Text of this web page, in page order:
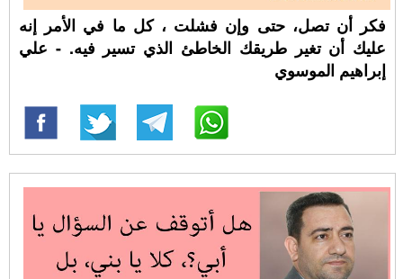
فكر أن تصل، حتى وإن فشلت ، كل ما في الأمر إنه
عليك أن تغير طريقك الخاطئ الذي تسير فيه. - علي
إبراهيم الموسوي